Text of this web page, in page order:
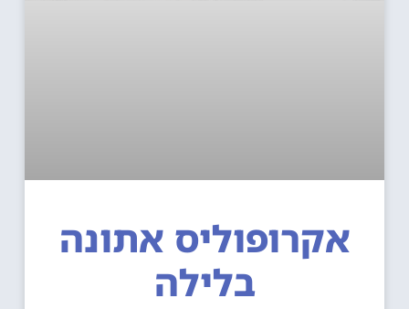
אקרופוליס אתונה
בלילה